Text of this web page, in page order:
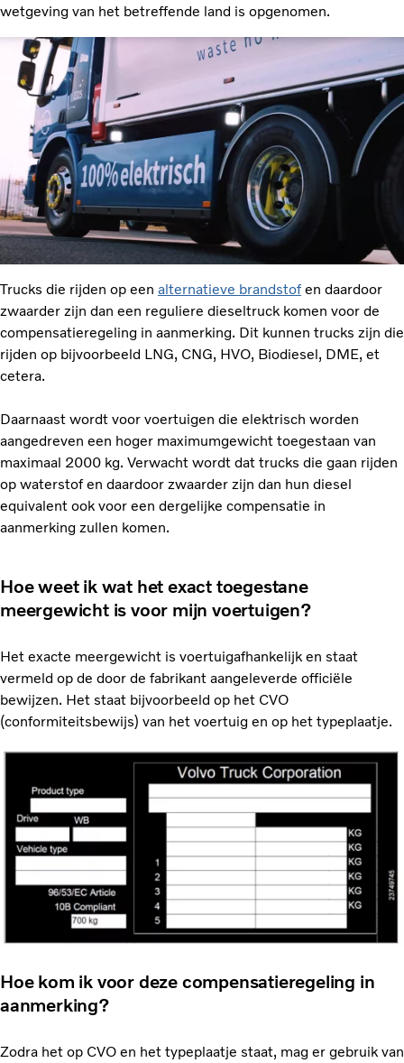
wetgeving van het betreffende land is opgenomen.
Trucks die rijden op een alternatieve brandstofen daardoor
zwaarder zijn dan een reguliere dieseltruck komen voor de
compensatieregeling in aanmerking. Dit kunnen trucks zijn die
rijden op bijvoorbeeld LNG, CNG, HVO, Biodiesel, DME, et
cetera.
Daarnaast wordt voor voertuigen die elektrisch worden
aangedreven een hoger maximumgewicht toegestaan van
maximaal 2000 kg. Verwacht wordt dat trucks die gaan rijden
op waterstof en daardoor zwaarder zijn dan hun diesel
equivalent ook voor een dergelijke compensatie in
aanmerking zullen komen.
Hoe weet ik wat het exact toegestane
meergewicht is voor mijn voertuigen?
Het exacte meergewicht is voertuigafhankelijk en staat
vermeld op de door de fabrikant aangeleverde officiële
bewijzen. Het staat bijvoorbeeld op het CVO
(conformiteitsbewijs) van het voertuig en op het typeplaatje.
Hoe kom ik voor deze compensatieregeling in
aanmerking?
Zodra het op CVO en het typeplaatje staat, mag er gebruik van